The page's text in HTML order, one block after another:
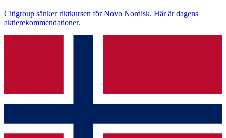
Citigroup sänker riktkursen för Novo Nordisk. Här är dagens
aktierekommendationer.